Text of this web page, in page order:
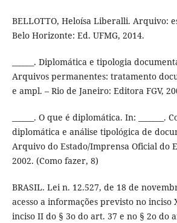
BELLOTTO, Heloísa Liberalli. Arquivo:
Belo Horizonte: Ed. UFMG, 2014.
______. Diplomática e tipologia
Arquivos permanentes: tratamento
e ampl. – Rio de Janeiro: Editora FGV,
______. O que é diplomática. In: _______.
diplomática e análise tipológica de
Arquivo do Estado/Imprensa Oficial do
2002. (Como fazer, 8)
BRASIL. Lei n. 12.527, de 18 de
acesso a informações previsto no inciso
inciso II do § 3o do art. 37 e no § 2o do